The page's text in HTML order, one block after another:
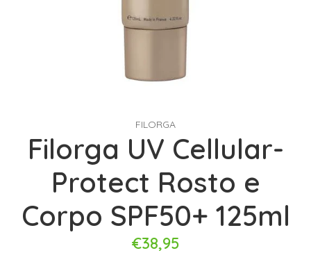
FILORGA
Filorga UV Cellular-
Protect Rosto e
Corpo SPF50+ 125ml
€38,95